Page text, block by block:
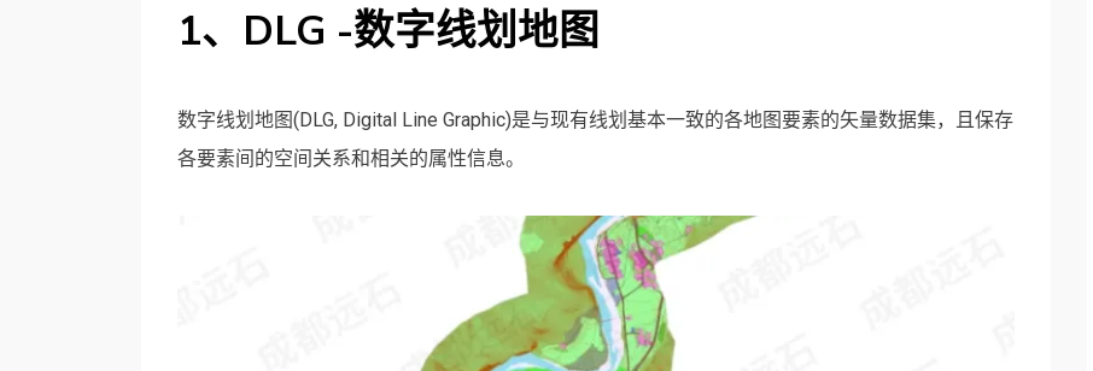
1、DLG -数字线划地图
数字线划地图(DLG, Digital Line Graphic)是与现有线划基本一致的各地图要素的矢量数据集，且保存
各要素间的空间关系和相关的属性信息。